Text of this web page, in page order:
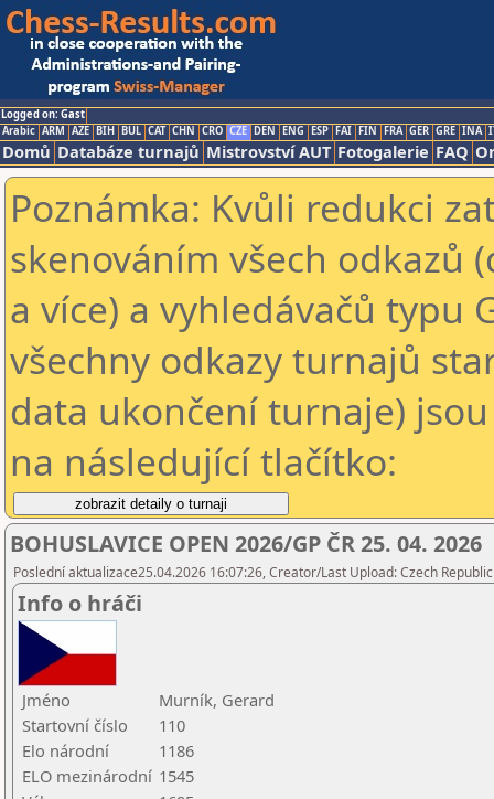
Logged on: Gast
Arabic ARM AZE BIH BUL CAT CHN CRO CZE DEN ENG ESP FAI FIN FRA GER GRE INA
Domů Databáze turnajů Mistrovství AUT Fotogalerie FAQ
Poznámka: Kvůli redukci
skenováním všech odkazů
a více) a vyhledávačů typu
všechny odkazy turnajů
data ukončení turnaje)
na následující tlačítko:
BOHUSLAVICE OPEN 2026/GP ČR 25. 04. 2026
Poslední aktualizace25.04.2026 16:07:26, Creator/Last Upload: Czech
Info o hráči
Jméno
Murník, Gerard
Startovní číslo
110
Elo národní
1186
ELO mezinárodní 1545